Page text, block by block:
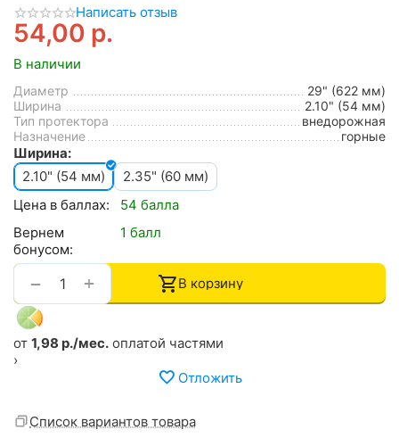
Написать отзыв
54,00 р.
В наличии
Диаметр
29" (622 мм)
Ширина
2.10" (54 мм)
Тип протектора
внедорожная
Назначение
горные
Ширина:
2.10" (54 мм)
2.35" (60 мм)
Цена в баллах:
54 балла
Вернем
бонусом:
1 балл
+
− В корзину
от 1,98 р./мес. оплатой частями
›
Отложить
Список вариантов товара